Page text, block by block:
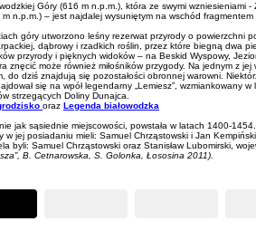
Góry (616 m n.p.m.), która ze swymi wzniesieniami -
n.p.m.) – jest najdalej wysuniętym na wschód fragmentem
góry utworzono leśny rezerwat przyrody o powierzchni
dąbrowy i rzadkich roślin, przez które biegną dwa
przyrody i pięknych widoków – na Beskid Wyspowy,
znęcić może również miłośników przygody. Na jednym z jej
do dziś znajdują się pozostałości obronnej warowni.
się na wpół legendarny „Lemiesz”, wzmiankowany w
strzegących Doliny Dunajca.
oraz Legenda białowodzka
jak sąsiednie miejscowości, powstała w latach 1400-1454.
w jej posiadaniu mieli: Samuel Chrząstowski i Jan
byli: Samuel Chrząstowski oraz Stanisław Lubomirski,
B. Cetnarowska, S. Golonka, Łososina 2011).